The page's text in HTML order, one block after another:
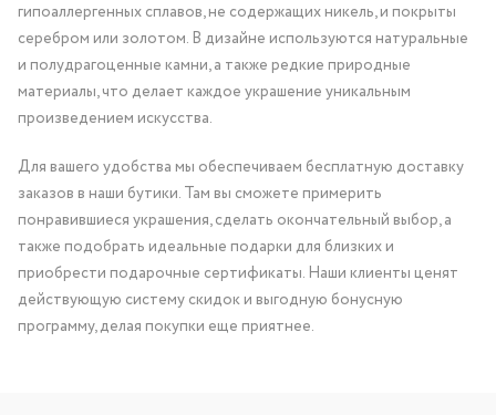
гипоаллергенных сплавов, не содержащих никель, и покрыты
серебром или золотом. В дизайне используются натуральные
и полудрагоценные камни, а также редкие природные
материалы, что делает каждое украшение уникальным
произведением искусства.
Для вашего удобства мы обеспечиваем бесплатную доставку
заказов в наши бутики. Там вы сможете примерить
понравившиеся украшения, сделать окончательный выбор, а
также подобрать идеальные подарки для близких и
приобрести подарочные сертификаты. Наши клиенты ценят
действующую систему скидок и выгодную бонусную
программу, делая покупки еще приятнее.